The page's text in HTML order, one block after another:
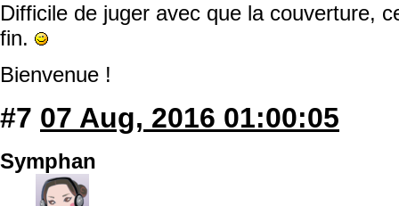
Difficile de juger avec que la couverture,
fin.
Bienvenue !
#7 07 Aug, 2016 01:00:05
Symphan